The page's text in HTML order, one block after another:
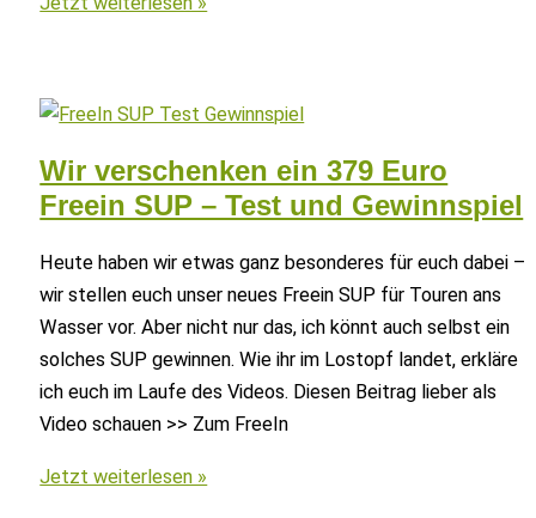
Bester
in
Holland
am
Meer?
Wir verschenken ein 379 Euro
Freein SUP – Test und Gewinnspiel
Heute haben wir etwas ganz besonderes für euch dabei –
wir stellen euch unser neues Freein SUP für Touren ans
Wasser vor. Aber nicht nur das, ich könnt auch selbst ein
solches SUP gewinnen. Wie ihr im Lostopf landet, erkläre
ich euch im Laufe des Videos. Diesen Beitrag lieber als
Video schauen >> Zum FreeIn
Wir
Jetzt weiterlesen »